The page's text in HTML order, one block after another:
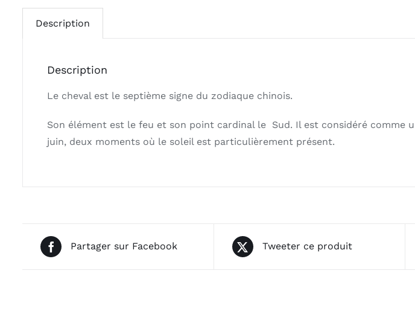
Description
Description
Le cheval est le septième signe du zodiaque chinois.
Son élément est le feu et son point cardinal le Sud. Il est considéré comme
juin, deux moments où le soleil est particulièrement présent.
Partager sur Facebook Tweeter ce produit